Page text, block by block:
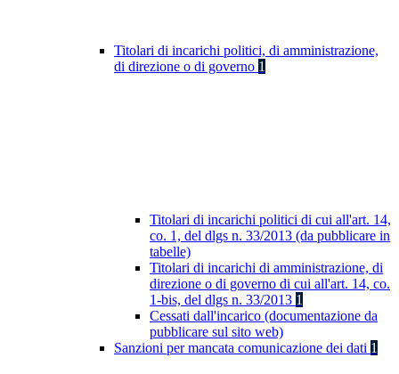
Titolari di incarichi politici, di amministrazione,
di direzione o di governo 1
Titolari di incarichi politici di cui all'art. 14,
co. 1, del dlgs n. 33/2013 (da pubblicare in
tabelle)
Titolari di incarichi di amministrazione, di
direzione o di governo di cui all'art. 14, co.
1-bis, del dlgs n. 33/2013 1
Cessati dall'incarico (documentazione da
pubblicare sul sito web)
Sanzioni per mancata comunicazione dei dati 1